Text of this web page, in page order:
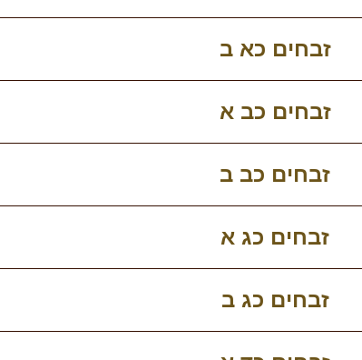
זבחים כא ב
זבחים כב א
זבחים כב ב
זבחים כג א
זבחים כג ב